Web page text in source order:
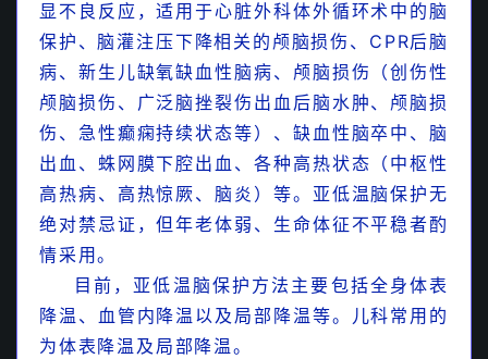
显不良反应，适用于心脏外科体外循环术中的脑
保护、脑灌注压下降相关的颅脑损伤、CPR后脑
病、新生儿缺氧缺血性脑病、颅脑损伤（创伤性
颅脑损伤、广泛脑挫裂伤出血后脑水肿、颅脑损
伤、急性癫痫持续状态等）、缺血性脑卒中、脑
出血、蛛网膜下腔出血、各种高热状态（中枢性
高热病、高热惊厥、脑炎）等。亚低温脑保护无
绝对禁忌证，但年老体弱、生命体征不平稳者酌
情采用。
目前，亚低温脑保护方法主要包括全身体表
降温、血管内降温以及局部降温等。儿科常用的
为体表降温及局部降温。